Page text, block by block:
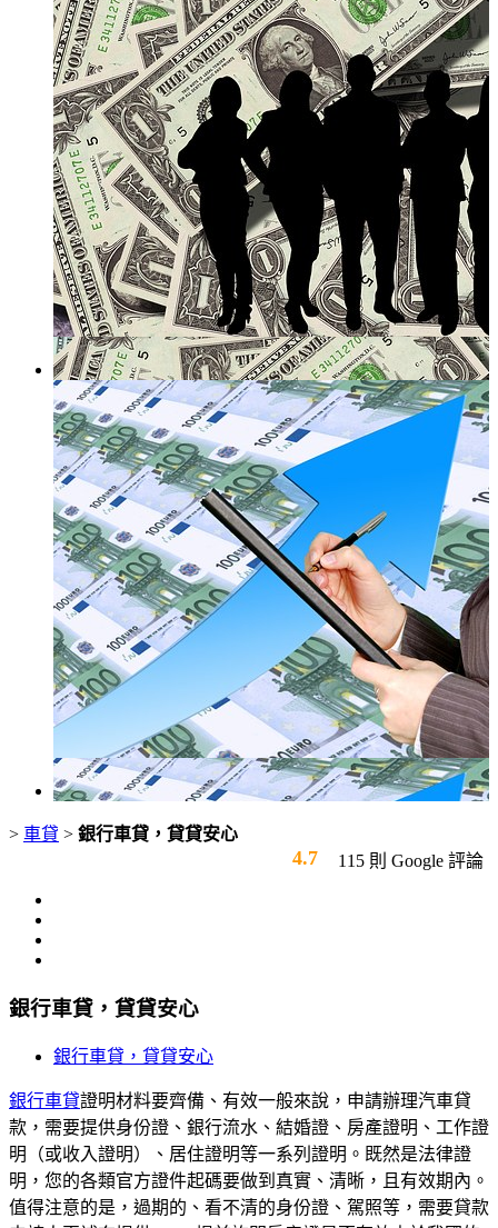
> 車貸 > 銀行車貸，貸貸安心
4.7 115 則 Google 評論
銀行車貸，貸貸安心
銀行車貸，貸貸安心
銀行車貸證明材料要齊備、有效一般來說，申請辦理汽車貸
款，需要提供身份證、銀行流水、結婚證、房產證明、工作證
明（或收入證明）、居住證明等一系列證明。既然是法律證
明，您的各類官方證件起碼要做到真實、清晰，且有效期內。
值得注意的是，過期的、看不清的身份證、駕照等，需要貸款